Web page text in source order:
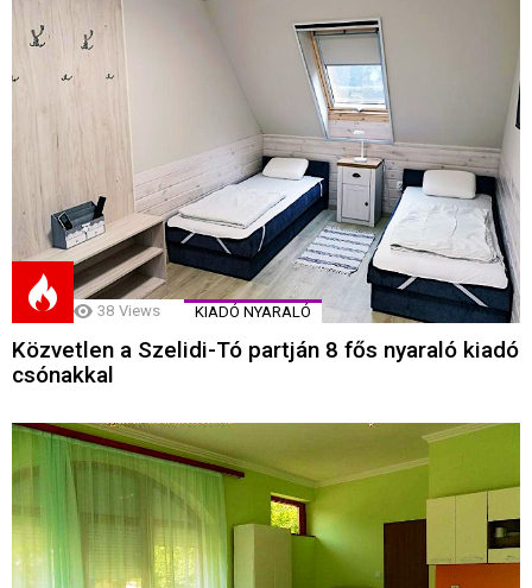
38 Views KIADÓ NYARALÓ
Közvetlen a Szelidi-Tó partján 8 fős nyaraló kiadó
csónakkal